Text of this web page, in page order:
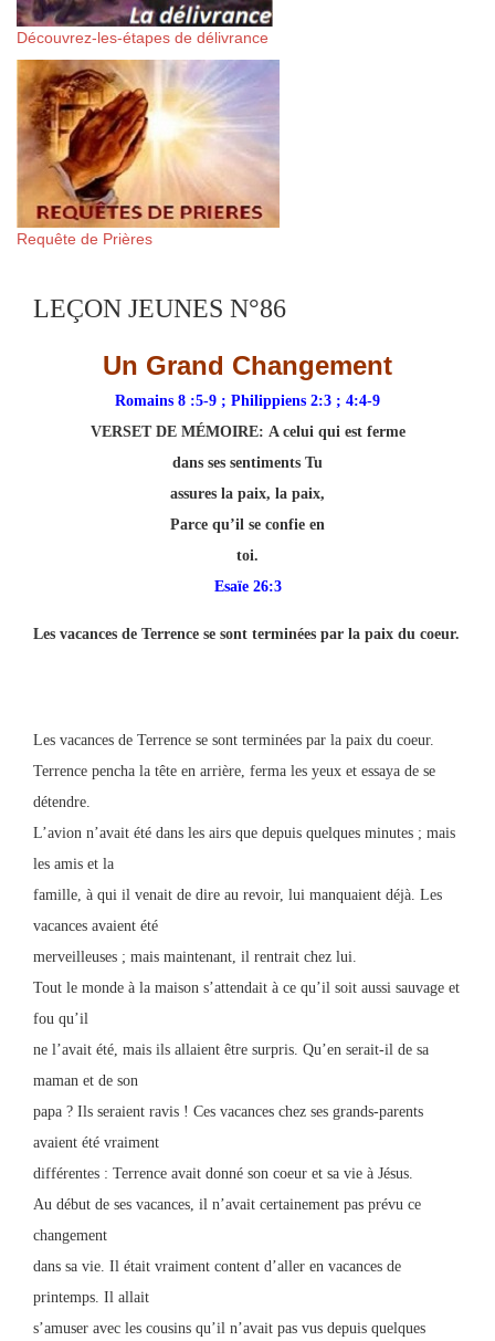
Découvrez-les-étapes de délivrance
Requête de Prières
LEÇON JEUNES N°86
Un Grand Changement
Romains 8 :5-9 ; Philippiens 2:3 ; 4:4-9
VERSET DE MÉMOIRE: A celui qui est ferme
dans ses sentiments Tu
assures la paix, la paix,
Parce qu’il se confie en
toi.
Esaïe 26:3
Les vacances de Terrence se sont terminées par la paix du coeur.
Les vacances de Terrence se sont terminées par la paix du coeur.
Terrence pencha la tête en arrière, ferma les yeux et essaya de se
détendre.
L’avion n’avait été dans les airs que depuis quelques minutes ; mais
les amis et la
famille, à qui il venait de dire au revoir, lui manquaient déjà. Les
vacances avaient été
merveilleuses ; mais maintenant, il rentrait chez lui.
Tout le monde à la maison s’attendait à ce qu’il soit aussi sauvage et
fou qu’il
ne l’avait été, mais ils allaient être surpris. Qu’en serait-il de sa
maman et de son
papa ? Ils seraient ravis ! Ces vacances chez ses grands-parents
avaient été vraiment
différentes : Terrence avait donné son coeur et sa vie à Jésus.
Au début de ses vacances, il n’avait certainement pas prévu ce
changement
dans sa vie. Il était vraiment content d’aller en vacances de
printemps. Il allait
s’amuser avec les cousins qu’il n’avait pas vus depuis quelques